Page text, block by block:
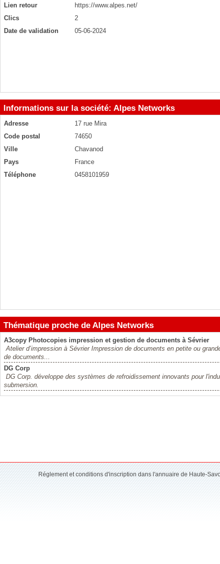
Lien retour
https://www.alpes.net/
Clics
2
Date de validation
05-06-2024
Informations sur la société: Alpes Networks
Adresse
17 rue Mira
Code postal
74650
Ville
Chavanod
Pays
France
Téléphone
0458101959
Thématique proche de Alpes Networks
A3copy Photocopies impression et gestion de documents à Sévrier
Atelier d’impression à Sévrier Impression de documents en petite ou
de documents...
DG Corp
DG Corp. développe des systèmes de refroidissement innovants pour
submersion.
Réglement et conditions d'inscription dans l'annuaire de Haute-